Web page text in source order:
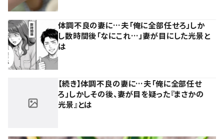
体調不良の妻に…夫「俺に全部任せろ」しか
し数時間後「なにこれ…」妻が目にした光景と
は
【続き】体調不良の妻に…夫「俺に全部任せ
ろ」しかしその後、妻が目を疑った『まさかの
光景』とは